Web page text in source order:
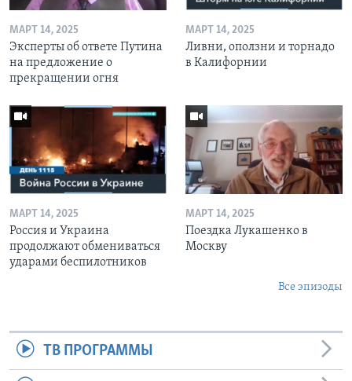
МАРТ 14, 2025
Эксперты об ответе Путина
на предложение о
прекращении огня
МАРТ 14, 2025
Ливни, оползни и торнадо
в Калифорнии
МАРТ 14, 2025
Россия и Украина
продолжают обмениваться
ударами беспилотников
МАРТ 14, 2025
Поездка Лукашенко в
Москву
Все эпизоды
ТВ ПРОГРАММЫ